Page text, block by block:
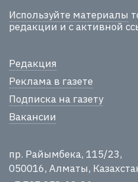
Используйте материалы
редакции и с активной
Редакция
Реклама в газете
Подписка на газету
Вакансии
пр. Райымбека, 115/23,
050016, Алматы,